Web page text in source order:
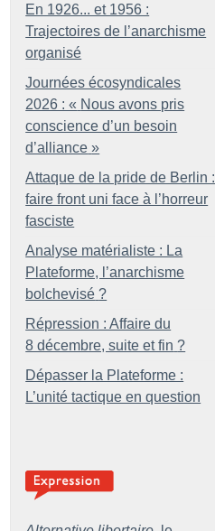
En 1926... et 1956 :
Trajectoires de l’anarchisme
organisé
Journées écosyndicales
2026 : « Nous avons pris
conscience d’un besoin
d’alliance »
Attaque de la pride de Berlin :
faire front uni face à l’horreur
fasciste
Analyse matérialiste : La
Plateforme, l’anarchisme
bolchevisé ?
Répression : Affaire du
8 décembre, suite et fin ?
Dépasser la Plateforme :
L’unité tactique en question